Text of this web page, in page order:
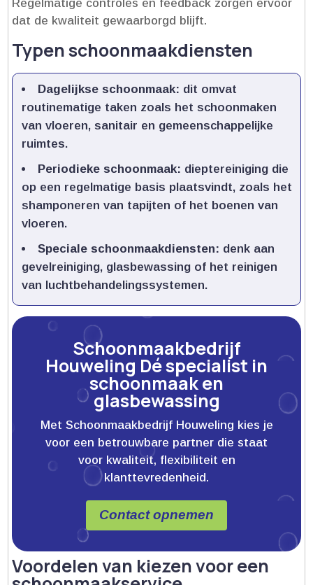
Regelmatige controles en feedback zorgen ervoor
dat de kwaliteit gewaarborgd blijft.​
Typen schoonmaakdiensten
Dagelijkse schoonmaak: dit omvat
routinematige taken zoals het schoonmaken
van vloeren, sanitair en gemeenschappelijke
ruimtes.​
Periodieke schoonmaak: dieptereiniging die
op een regelmatige basis plaatsvindt, zoals het
shamponeren van tapijten of het boenen van
vloeren.​
Speciale schoonmaakdiensten: denk aan
gevelreiniging, glasbewassing of het reinigen
van luchtbehandelingssystemen.​
Schoonmaakbedrijf
Houweling Dé specialist in
schoonmaak en
glasbewassing
Met Schoonmaakbedrijf Houweling kies je
voor een betrouwbare partner die staat
voor kwaliteit, flexibiliteit en
klanttevredenheid.
Contact opnemen
Voordelen van kiezen voor een